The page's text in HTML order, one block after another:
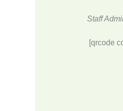
Staff
[qrcode